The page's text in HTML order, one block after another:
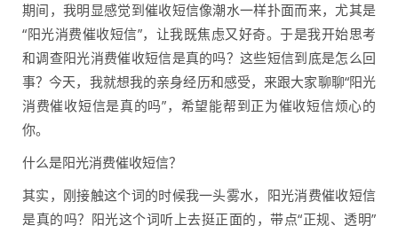
期间，我明显感觉到催收短信像潮水一样扑面而来，尤其是
“阳光消费催收短信”，让我既焦虑又好奇。于是我开始思考
和调查阳光消费催收短信是真的吗？这些短信到底是怎么回
事？今天，我就想我的亲身经历和感受，来跟大家聊聊“阳光
消费催收短信是真的吗”，希望能帮到正为催收短信烦心的
你。
什么是阳光消费催收短信？
其实，刚接触这个词的时候我一头雾水，阳光消费催收短信
是真的吗？阳光这个词听上去挺正面的，带点“正规、透明”